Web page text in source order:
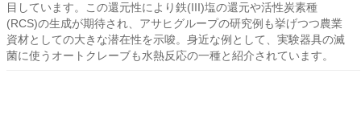
目しています。この還元性により鉄(III)塩の還元や活性炭素種
(RCS)の生成が期待され、アサヒグループの研究例も挙げつつ農業
資材としての大きな潜在性を示唆。身近な例として、実験器具の滅
菌に使うオートクレーブも水熱反応の一種と紹介されています。